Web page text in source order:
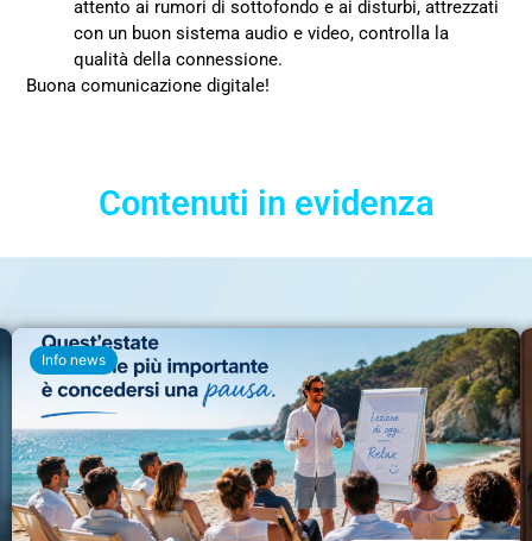
attento ai rumori di sottofondo e ai disturbi, attrezzati
con un buon sistema audio e video, controlla la
qualità della connessione.
Buona comunicazione digitale!
Contenuti in evidenza
Info news